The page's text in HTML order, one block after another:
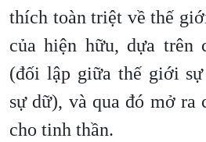
thích toàn triệt về thế
của hiện hữu, dựa trên
(đối lập giữa thế giới
sự dữ), và qua đó mở ra
cho tinh thần.